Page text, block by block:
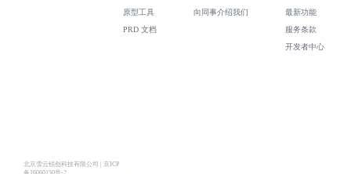
北京雪云锐创科技有限公司 | 京ICP
原型工具
PRD 文档
向同事介绍我们 最新功能
服务条款
开发者中心